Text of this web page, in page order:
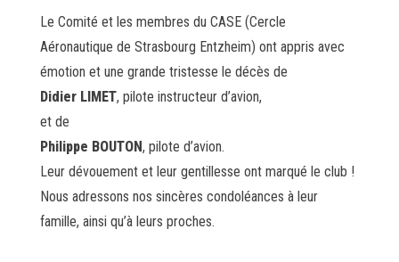
Le Comité et les membres du CASE (Cercle
Aéronautique de Strasbourg Entzheim) ont appris avec
émotion et une grande tristesse le décès de
Didier LIMET, pilote instructeur d’avion,
et de
Philippe BOUTON, pilote d’avion.
Leur dévouement et leur gentillesse ont marqué le club !
Nous adressons nos sincères condoléances à leur
famille, ainsi qu’à leurs proches.